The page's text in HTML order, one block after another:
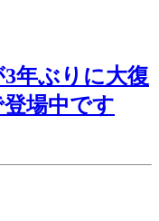
年ぶりに大復
場中です